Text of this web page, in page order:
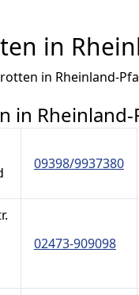
in
in Rheinland-
in
09398/9937380
02473-909098